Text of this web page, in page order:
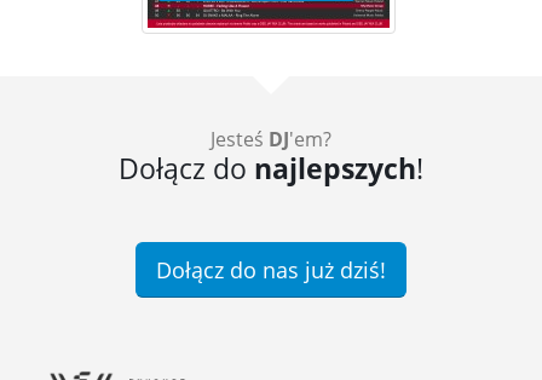
Jesteś DJ'em?
Dołącz do najlepszych!
Dołącz do nas już dziś!